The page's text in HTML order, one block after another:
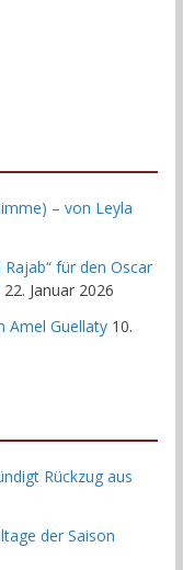
– von Leyla
für den Oscar
22. Januar 2026
Amel Guellaty 10.
Rückzug aus
der Saison